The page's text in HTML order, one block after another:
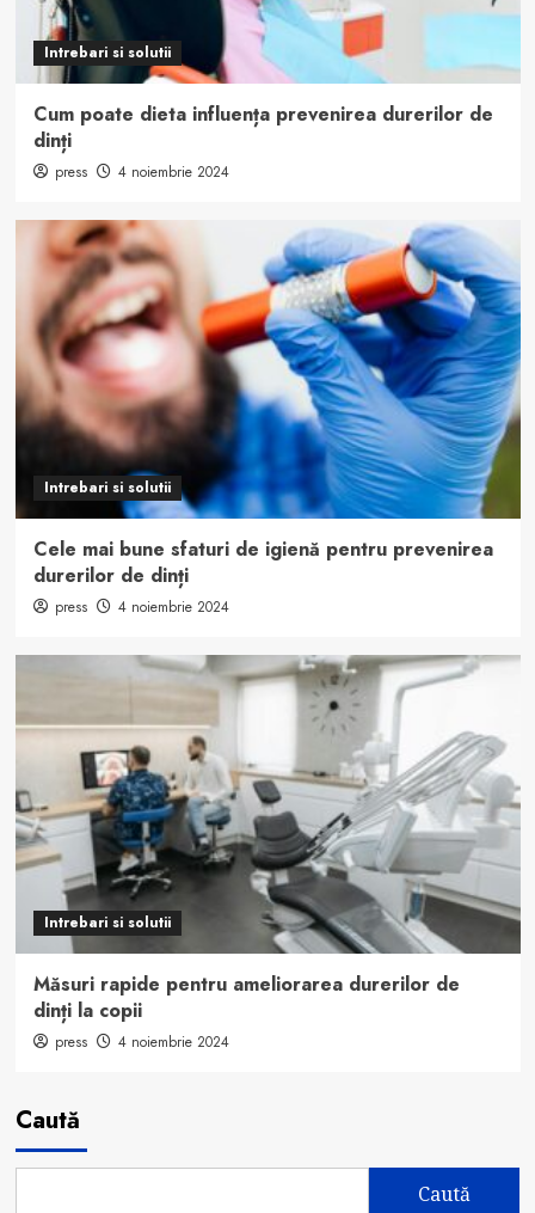
Intrebari si solutii
Cum poate dieta influența prevenirea durerilor de
dinți
press 4 noiembrie 2024
Intrebari si solutii
Cele mai bune sfaturi de igienă pentru prevenirea
durerilor de dinți
press 4 noiembrie 2024
Intrebari si solutii
Măsuri rapide pentru ameliorarea durerilor de
dinți la copii
press 4 noiembrie 2024
Caută
Caută